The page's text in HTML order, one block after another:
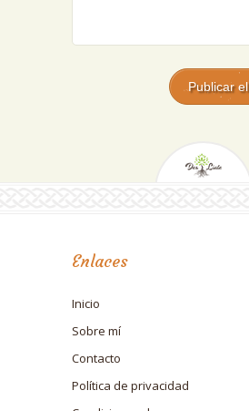
Enlaces
Inicio
Sobre mí
Contacto
Política de privacidad